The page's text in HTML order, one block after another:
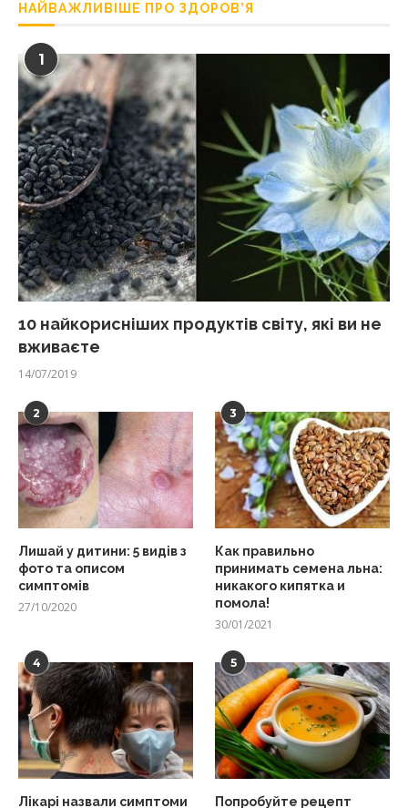
НАЙВАЖЛИВІШЕ ПРО ЗДОРОВ’Я
1
10 найкорисніших продуктів світу, які ви не
вживаєте
14/07/2019
2
Лишай у дитини: 5 видів з
фото та описом
симптомів
27/10/2020
3
Как правильно
принимать семена льна:
никакого кипятка и
помола!
30/01/2021
4
Лікарі назвали симптоми
5
Попробуйте рецепт